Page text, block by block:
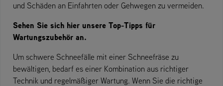
und Schäden an Einfahrten oder Gehwegen zu vermeiden.
Sehen Sie sich hier unsere Top-Tipps für
Wartungszubehör an.
Um schwere Schneefälle mit einer Schneefräse zu
bewältigen, bedarf es einer Kombination aus richtiger
Technik und regelmäßiger Wartung. Wenn Sie die richtige